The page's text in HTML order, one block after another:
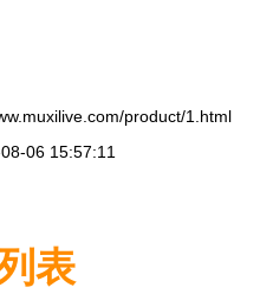
product/1.html
06 15:57:11
表